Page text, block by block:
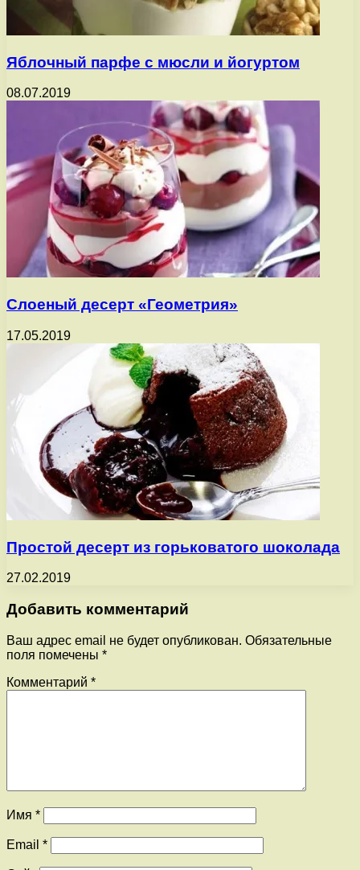
Яблочный парфе с мюсли и йогуртом
08.07.2019
Слоеный десерт «Геометрия»
17.05.2019
Простой десерт из горьковатого шоколада
27.02.2019
Добавить комментарий
Ваш адрес email не будет опубликован. Обязательные
поля помечены *
Комментарий *
Имя *
Email *